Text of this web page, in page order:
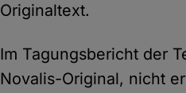
Originaltext.
Im Tagungsbericht der
Novalis-Original, nicht